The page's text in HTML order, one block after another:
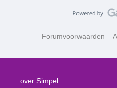
Forumvoorwaarden
over Simpel